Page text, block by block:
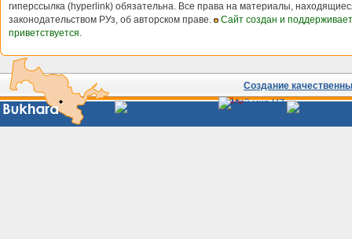
гиперссылка (hyperlink) обязательна. Все права на материалы,
законодательством РУз, об авторском праве.
Сайт создан и
приветствуется.
Создание
Сайты
Узбекистана